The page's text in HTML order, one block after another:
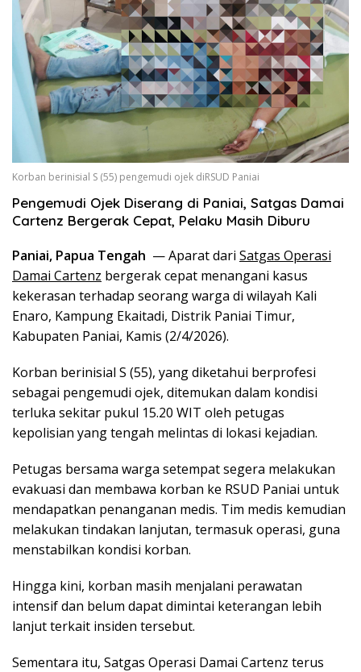
Korban berinisial S (55) pengemudi ojek diRSUD Paniai
Pengemudi Ojek Diserang di Paniai, Satgas Damai
Cartenz Bergerak Cepat, Pelaku Masih Diburu
Paniai, Papua Tengah — Aparat dari Satgas Operasi
Damai Cartenz bergerak cepat menangani kasus
kekerasan terhadap seorang warga di wilayah Kali
Enaro, Kampung Ekaitadi, Distrik Paniai Timur,
Kabupaten Paniai, Kamis (2/4/2026).
Korban berinisial S (55), yang diketahui berprofesi
sebagai pengemudi ojek, ditemukan dalam kondisi
terluka sekitar pukul 15.20 WIT oleh petugas
kepolisian yang tengah melintas di lokasi kejadian.
Petugas bersama warga setempat segera melakukan
evakuasi dan membawa korban ke RSUD Paniai untuk
mendapatkan penanganan medis. Tim medis kemudian
melakukan tindakan lanjutan, termasuk operasi, guna
menstabilkan kondisi korban.
Hingga kini, korban masih menjalani perawatan
intensif dan belum dapat dimintai keterangan lebih
lanjut terkait insiden tersebut.
Sementara itu, Satgas Operasi Damai Cartenz terus